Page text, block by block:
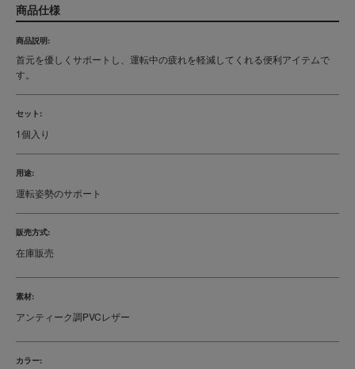
商品仕様
商品説明:
首元を優しくサポートし、運転中の疲れを軽減してくれる便利アイテムで
す。
セット:
1個入り
用途:
運転姿勢のサポート
販売方式:
在庫販売
素材:
アンティーク調PVCレザー
カラー: